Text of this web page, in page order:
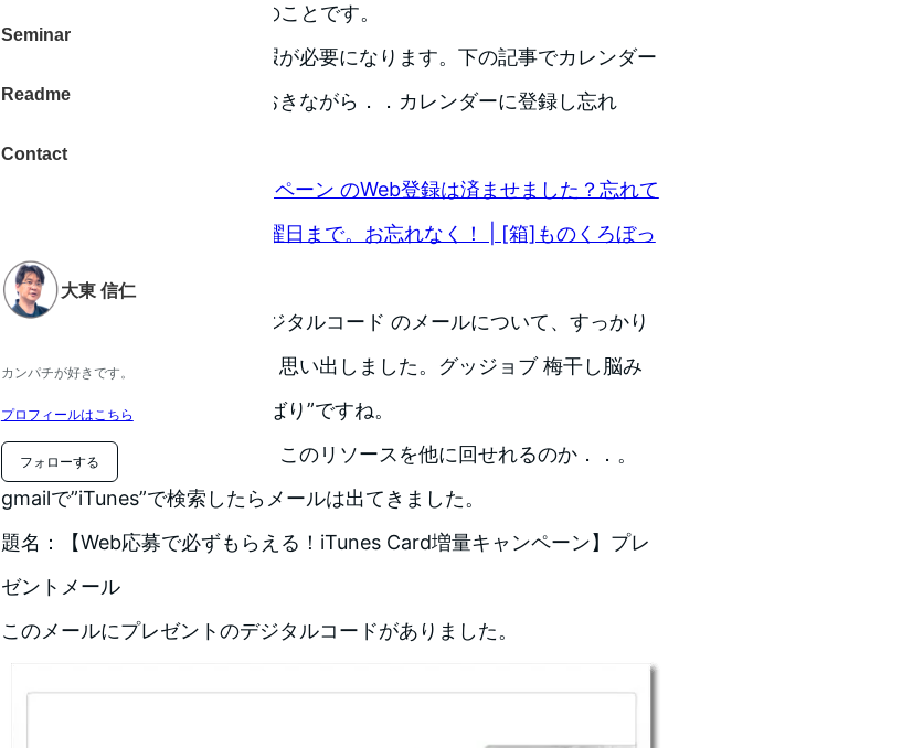
Seminar
Readme
Contact
大東 信仁
カンパチが好きです。
プロフィールはこちら
フォローする
が、仕上がりまで10日必要とのことです。
視力補正があると何かと手間暇が必要になります。 下の記事でカレンダー
に登録しておく！と宣言しておきながら．．カレンダーに登録し忘れ
る．．失態をやらかしました。
[箱] iTunes card 増量キャンペーン のWeb登録は済ませました？忘れて
いました。登録は10月29日火曜日まで。お忘れなく！ | [箱]ものくろぼっ
くす
キャンペーンのiTunes増量 デジタルコード のメールについて、すっかり
忘れていました。今日、偶然！思い出しました。グッジョブ 梅干し脳み
そ！って、これは不要な”がんばり”ですね。
タスク管理をきちんとすると、このリソースを他に回せれるのか．．。
gmailで”iTunes”で検索したらメールは出てきました。
題名：【Web応募で必ずもらえる！iTunes Card増量キャンペーン】プレ
ゼントメール
このメールにプレゼントのデジタルコードがありました。